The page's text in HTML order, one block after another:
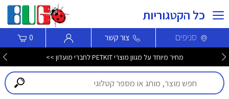
כל הקטגוריות
סניפים צור קשר 0
מחיר מיוחד על מגוון מוצרי PETKIT לחברי מועדון >>